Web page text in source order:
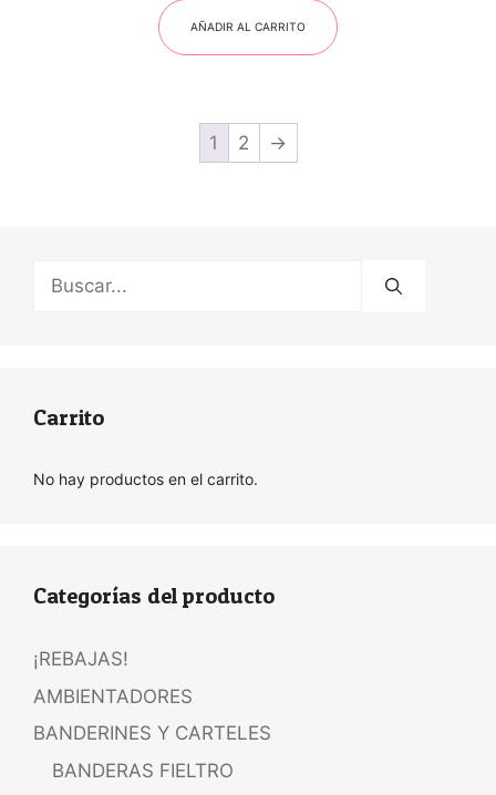
AÑADIR AL CARRITO
1 2 →
Buscar:
Carrito
No hay productos en el carrito.
Categorías del producto
¡REBAJAS!
AMBIENTADORES
BANDERINES Y CARTELES
BANDERAS FIELTRO